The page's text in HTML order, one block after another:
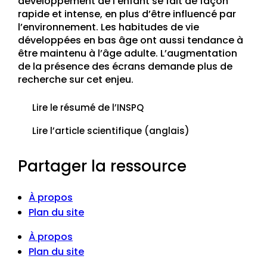
rapide et intense, en plus d’être influencé par
l’environnement. Les habitudes de vie
développées en bas âge ont aussi tendance à
être maintenu à l’âge adulte. L’augmentation
de la présence des écrans demande plus de
recherche sur cet enjeu.
Lire le résumé de l’INSPQ
Lire l’article scientifique (anglais)
Partager la ressource
À propos
Plan du site
À propos
Plan du site